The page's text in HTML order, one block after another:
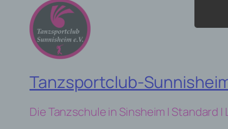
Tanzsportclub-
Die Tanzschule in Sinsheim | Standard